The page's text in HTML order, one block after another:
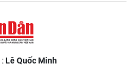
Lê Quốc Minh